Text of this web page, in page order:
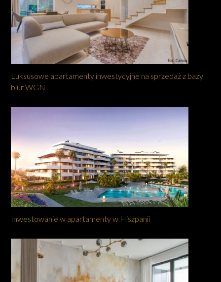
Luksusowe apartamenty inwestycyjne na sprzedaż z bazy
biur WGN
Inwestowanie w apartamenty w Hiszpanii